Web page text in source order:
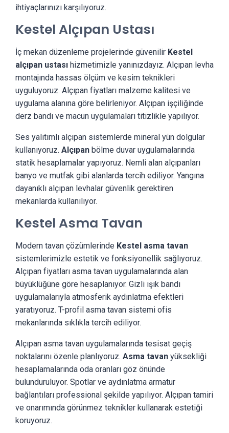
ihtiyaçlarınızı karşılıyoruz.
Kestel Alçıpan Ustası
İç mekan düzenleme projelerinde güvenilir Kestel
alçıpan ustası hizmetimizle yanınızdayız. Alçıpan levha
montajında hassas ölçüm ve kesim teknikleri
uyguluyoruz. Alçıpan fiyatları malzeme kalitesi ve
uygulama alanına göre belirleniyor. Alçıpan işçiliğinde
derz bandı ve macun uygulamaları titizlikle yapılıyor.
Ses yalıtımlı alçıpan sistemlerde mineral yün dolgular
kullanıyoruz. Alçıpan bölme duvar uygulamalarında
statik hesaplamalar yapıyoruz. Nemli alan alçıpanları
banyo ve mutfak gibi alanlarda tercih ediliyor. Yangına
dayanıklı alçıpan levhalar güvenlik gerektiren
mekanlarda kullanılıyor.
Kestel Asma Tavan
Modern tavan çözümlerinde Kestel asma tavan
sistemlerimizle estetik ve fonksiyonellik sağlıyoruz.
Alçıpan fiyatları asma tavan uygulamalarında alan
büyüklüğüne göre hesaplanıyor. Gizli ışık bandı
uygulamalarıyla atmosferik aydınlatma efektleri
yaratıyoruz. T-profil asma tavan sistemi ofis
mekanlarında sıklıkla tercih ediliyor.
Alçıpan asma tavan uygulamalarında tesisat geçiş
noktalarını özenle planlıyoruz. Asma tavan yüksekliği
hesaplamalarında oda oranları göz önünde
bulunduruluyor. Spotlar ve aydınlatma armatur
bağlantıları professional şekilde yapılıyor. Alçıpan tamiri
ve onarımında görünmez teknikler kullanarak estetiği
koruyoruz.